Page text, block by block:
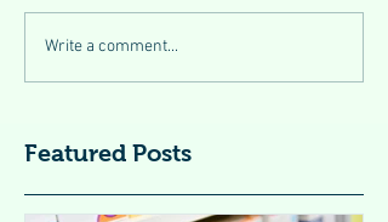
Write a comment...
Featured Posts